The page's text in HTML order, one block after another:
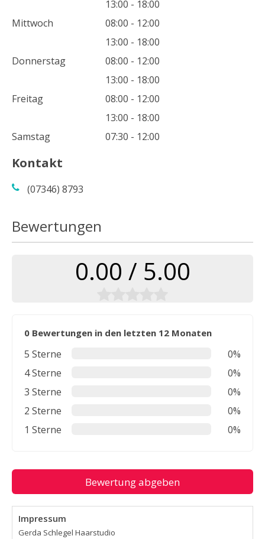
13:00 - 18:00
Mittwoch
08:00 - 12:00
13:00 - 18:00
Donnerstag
08:00 - 12:00
13:00 - 18:00
Freitag
08:00 - 12:00
13:00 - 18:00
Samstag
07:30 - 12:00
Kontakt
(07346) 8793
Bewertungen
0.00 / 5.00
0 Bewertungen in den letzten 12 Monaten
5 Sterne
0%
4 Sterne
0%
3 Sterne
0%
2 Sterne
0%
1 Sterne
0%
Bewertung abgeben
Impressum
Gerda Schlegel Haarstudio